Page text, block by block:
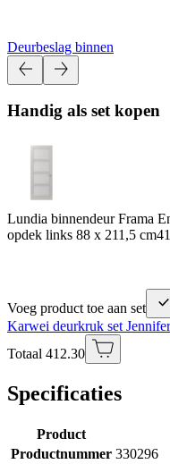
Deurbeslag binnen
Handig als set kopen
Lundia binnendeur Frama
opdek links 88 x 211,5 cm
Voeg product toe aan set
Karwei deurkruk set
Totaal 412.30
Specificaties
Product
Productnummer 330296